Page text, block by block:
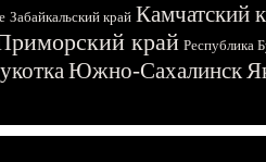
Забайкальский край Камчатский
край Республика
Южно-Сахалинск